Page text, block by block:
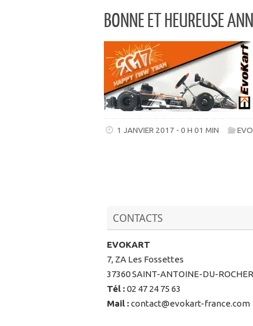
BONNE ET HEUREUSE
1 JANVIER 2017 - 0 H 01 MIN
CONTACTS
EVOKART
7, ZA Les Fossettes
37360 SAINT-ANTOINE-DU-ROCHER
Tél :02 47 24 75 63
Mail :contact@evokart-france.com